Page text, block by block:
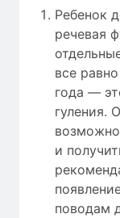
Ребенок
речевая
все
года —
гуления.
и
поводам